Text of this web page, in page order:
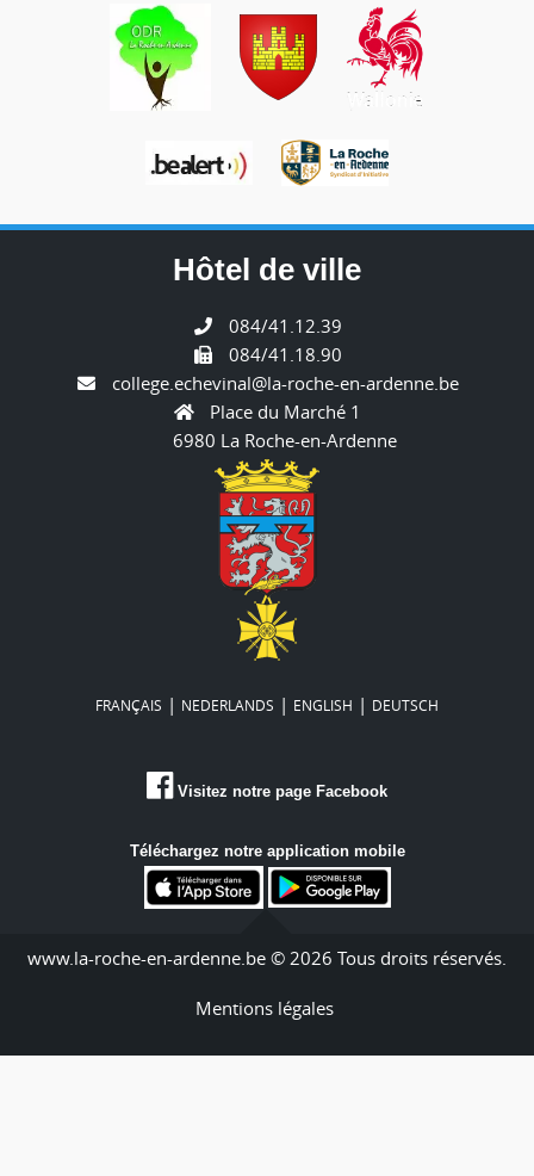
Hôtel de ville
084/41.12.39
084/41.18.90
college.echevinal@la-roche-en-ardenne.be
Place du Marché 1
6980 La Roche-en-Ardenne
FRANÇAIS | NEDERLANDS | ENGLISH | DEUTSCH
Visitez notre page Facebook
Téléchargez notre application mobile
www.la-roche-en-ardenne.be © 2026 Tous droits réservés.
Mentions légales